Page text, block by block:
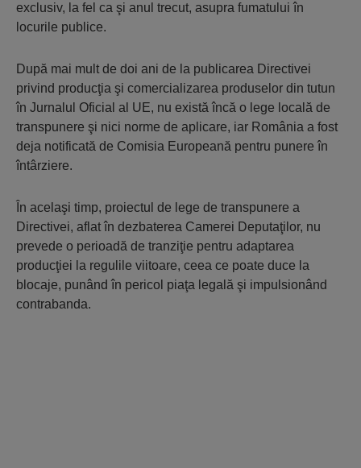
exclusiv, la fel ca şi anul trecut, asupra fumatului în
locurile publice.
După mai mult de doi ani de la publicarea Directivei
privind producţia şi comercializarea produselor din tutun
în Jurnalul Oficial al UE, nu există încă o lege locală de
transpunere şi nici norme de aplicare, iar România a fost
deja notificată de Comisia Europeană pentru punere în
întârziere.
În acelaşi timp, proiectul de lege de transpunere a
Directivei, aflat în dezbaterea Camerei Deputaţilor, nu
prevede o perioadă de tranziţie pentru adaptarea
producţiei la regulile viitoare, ceea ce poate duce la
blocaje, punând în pericol piaţa legală şi impulsionând
contrabanda.